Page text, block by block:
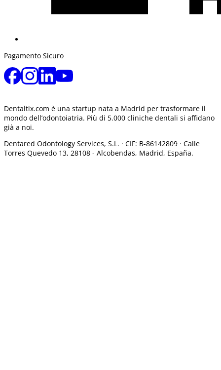
Pagamento Sicuro
Dentaltix.com è una startup nata a Madrid per trasformare il
mondo dell’odontoiatria. Più di 5.000 cliniche dentali si affidano
già a noi.
Dentared Odontology Services, S.L. · CIF: B-86142809 · Calle
Torres Quevedo 13, 28108 - Alcobendas, Madrid, España.